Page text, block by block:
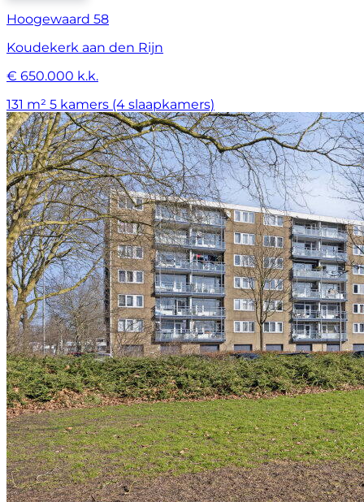
Hoogewaard 58
Koudekerk aan den Rijn
€ 650.000 k.k.
131 m² 5 kamers (4 slaapkamers)